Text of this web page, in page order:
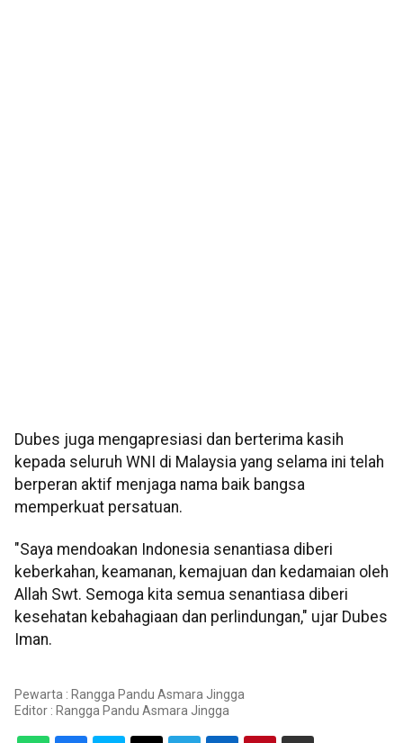
Dubes juga mengapresiasi dan berterima kasih
kepada seluruh WNI di Malaysia yang selama ini telah
berperan aktif menjaga nama baik bangsa
memperkuat persatuan.
"Saya mendoakan Indonesia senantiasa diberi
keberkahan, keamanan, kemajuan dan kedamaian oleh
Allah Swt. Semoga kita semua senantiasa diberi
kesehatan kebahagiaan dan perlindungan," ujar Dubes
Iman.
Pewarta : Rangga Pandu Asmara Jingga
Editor : Rangga Pandu Asmara Jingga